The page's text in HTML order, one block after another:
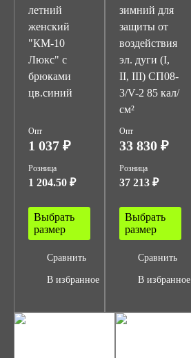
летний
женский
"КМ-10
Люкс" с
брюками
цв.синий
Опт
1 037 ₽
Розница
1 204.50 ₽
Выбрать
размер
Сравнить
В избранное
зимний для
защиты от
воздействия
эл. дуги (I,
II, III) СП08-
3/V-2 85 кал/
см²
Опт
33 830 ₽
Розница
37 213 ₽
Выбрать
размер
Сравнить
В избранное